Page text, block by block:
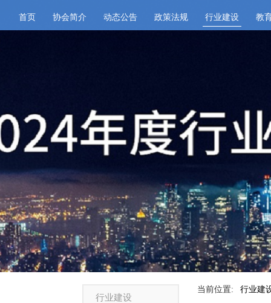
首页 协会简介 动态公告 政策法规 行业建设 教
行业建设
当前位置: 行业建